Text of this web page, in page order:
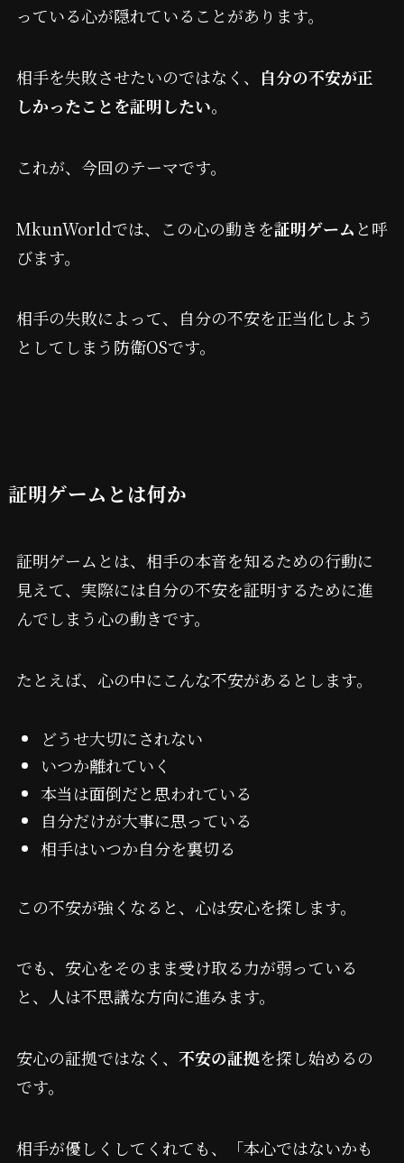
っている心が隠れていることがあります。
相手を失敗させたいのではなく、
自分の不安が正
しかったことを証明したい。
これが、今回のテーマです。
MkunWorldでは、この心の動きを証明ゲーム と呼
びます。
相手の失敗によって、自分の不安を正当化しよう
としてしまう防衛OSです。
証明ゲームとは何か
証明ゲームとは、相手の本音を知るための行動に
見えて、実際には自分の不安を証明するために進
んでしまう心の動きです。
たとえば、心の中にこんな不安があるとします。
どうせ大切にされない
いつか離れていく
本当は面倒だと思われている
自分だけが大事に思っている
相手はいつか自分を裏切る
この不安が強くなると、心は安心を探します。
でも、安心をそのまま受け取る力が弱っている
と、人は不思議な方向に進みます。
安心の証拠ではなく、 不安の証拠を探し始めるの
です。
相手が優しくしてくれても、「本心ではないかも